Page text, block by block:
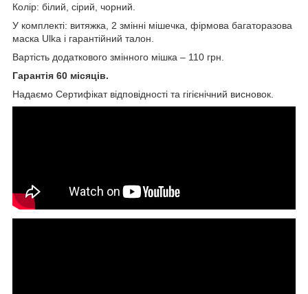
Колір: білий, сірий, чорний.
У комплекті: витяжка, 2 змінні мішечка, фірмова багаторазова
маска Ulka і гарантійний талон.
Вартість додаткового змінного мішка – 110 грн.
Гарантія 60 місяців.
Надаємо Сертифікат відповідності та гігієнічний висновок.